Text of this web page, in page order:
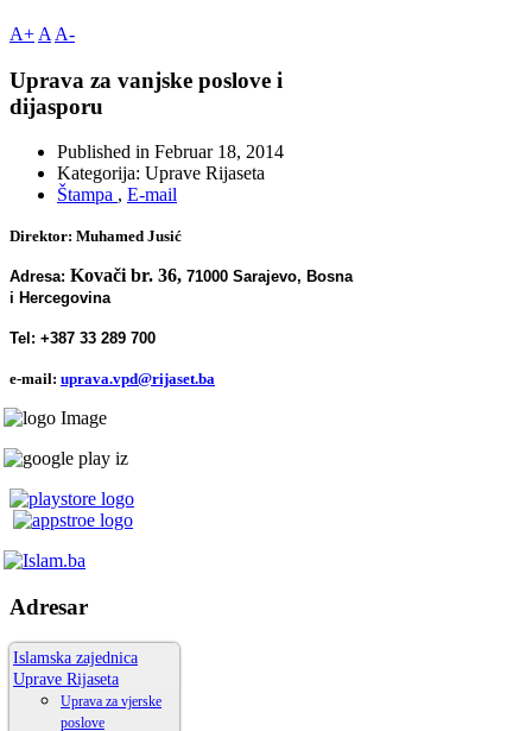
A+ A A-
Uprava za vanjske poslove i
dijasporu
Published in Februar 18, 2014
Kategorija: Uprave Rijaseta
Štampa , E-mail
Direktor: Muhamed Jusić
Adresa: Kovači br. 36, 71000 Sarajevo, Bosna
i Hercegovina
Tel: +387 33 289 700
e-mail: uprava.vpd@rijaset.ba
Adresar
Islamska zajednica
Uprave Rijaseta
Uprava za vjerske
poslove